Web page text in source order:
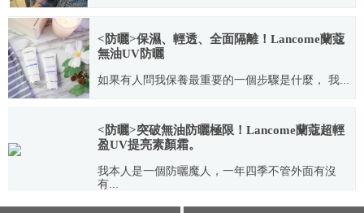
2014.03.05
<防曬>保濕、輕透、全面隔離！Lancome蘭蔻
無油UV防曬
如果有人問我保養最重要的一個步驟是什麼， 我...
<防曬>突破無油防曬極限！Lancome蘭蔻超輕
盈UV提亮素顏霜。
我本人是一個防曬魔人，一年四季不管外面有沒
有...